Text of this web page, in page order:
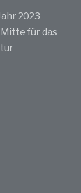
2023
für das